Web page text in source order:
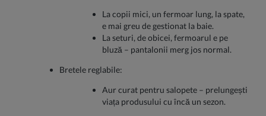
La copii mici, un fermoar lung, la spate,
e mai greu de gestionat la baie.
La seturi, de obicei, fermoarul e pe
bluză – pantalonii merg jos normal.
Bretele reglabile:
Aur curat pentru salopete – prelungești
viața produsului cu încă un sezon.